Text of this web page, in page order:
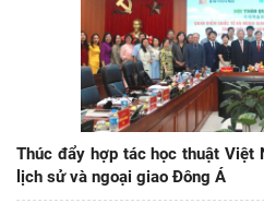
Thúc đẩy hợp tác học thuật Việt
lịch sử và ngoại giao Đông Á